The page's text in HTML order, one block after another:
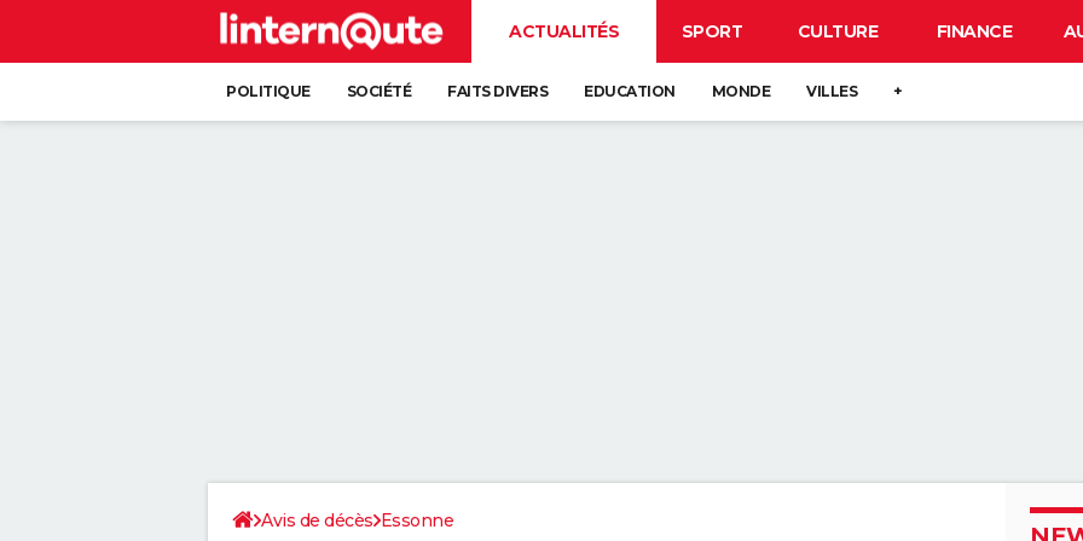
ACTUALITÉS SPORT CULTURE FINANCE
POLITIQUE SOCIÉTÉ FAITS DIVERS EDUCATION MONDE VILLES +
Avis de décès Essonne